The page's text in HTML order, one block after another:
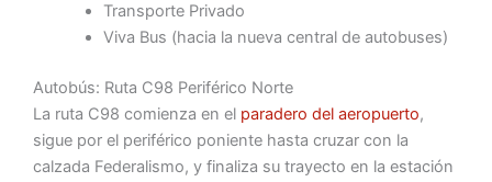
Transporte Privado
Viva Bus (hacia la nueva central de autobuses)
Autobús: Ruta C98 Periférico Norte
La ruta C98 comienza en el paradero del aeropuerto,
sigue por el periférico poniente hasta cruzar con la
calzada Federalismo, y finaliza su trayecto en la estación